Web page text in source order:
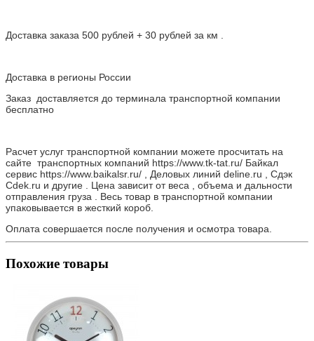
Доставка заказа 500 рублей + 30 рублей за км .
Доставка в регионы России
Заказ доставляется до терминала транспортной компании
бесплатно
Расчет услуг транспортной компании можете просчитать на
сайте транспортных компаний https://www.tk-tat.ru/ Байкал
сервис https://www.baikalsr.ru/ , Деловых линий deline.ru , Сдэк
Cdek.ru и другие . Цена зависит от веса , объема и дальности
отправления груза . Весь товар в транспортной компании
упаковывается в жесткий короб.
Оплата совершается после получения и осмотра товара.
Похожие товары